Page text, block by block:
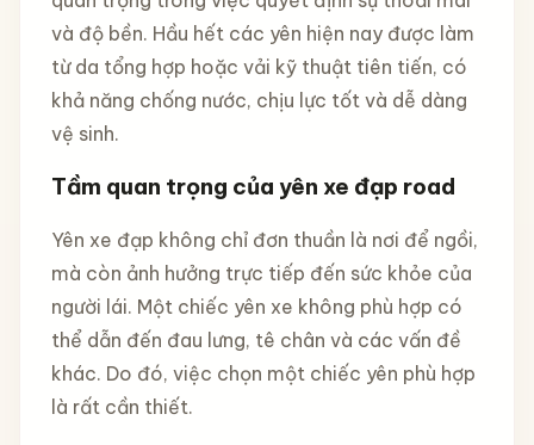
và độ bền. Hầu hết các yên hiện nay được làm
từ da tổng hợp hoặc vải kỹ thuật tiên tiến, có
khả năng chống nước, chịu lực tốt và dễ dàng
vệ sinh.
Tầm quan trọng của yên xe đạp road
Yên xe đạp không chỉ đơn thuần là nơi để ngồi,
mà còn ảnh hưởng trực tiếp đến sức khỏe của
người lái. Một chiếc yên xe không phù hợp có
thể dẫn đến đau lưng, tê chân và các vấn đề
khác. Do đó, việc chọn một chiếc yên phù hợp
là rất cần thiết.